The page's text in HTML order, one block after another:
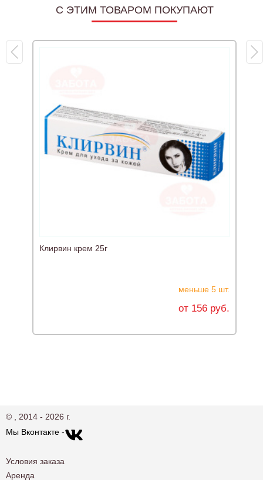
C ЭТИМ ТОВАРОМ ПОКУПАЮТ
Клирвин крем 25г
меньше 5 шт.
от 156 руб.
© , 2014 - 2026 г.
Мы Вконтакте -
Условия заказа
Аренда